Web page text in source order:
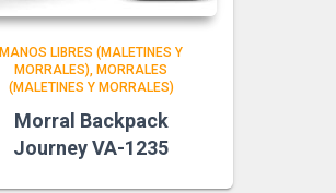
MANOS LIBRES (MALETINES Y
MORRALES) MORRALES
(MALETINES Y MORRALES)
Morral Backpack
Journey VA-1235